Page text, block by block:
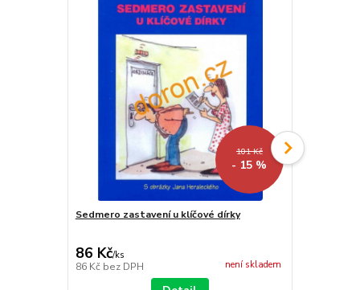
101 Kč
- 15 %
Sedmero zastavení u klíčové dírky
86 Kč/ks
86 Kč bez DPH není skladem